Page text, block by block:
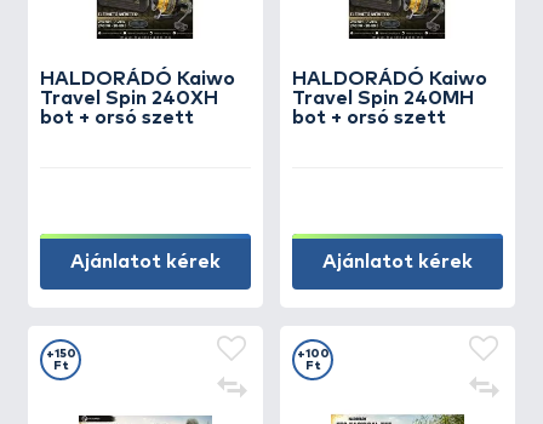
HALDORÁDÓ Kaiwo
Travel Spin 240XH
bot + orsó szett
Ajánlatot kérek
HALDORÁDÓ Kaiwo
Travel Spin 240MH
bot + orsó szett
Ajánlatot kérek
+150
Ft
+100
Ft